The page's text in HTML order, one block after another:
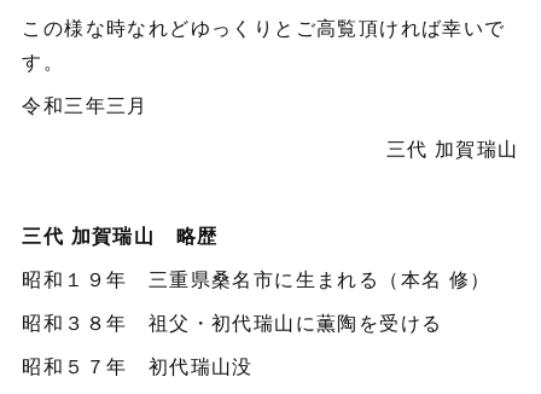
この様な時なれどゆっくりとご高覧頂ければ幸いで
す。
令和三年三月
三代 加賀瑞山
三代 加賀瑞山 略歴
昭和１９年 三重県桑名市に生まれる（本名 修）
昭和３８年 祖父・初代瑞山に薫陶を受ける
昭和５７年 初代瑞山没